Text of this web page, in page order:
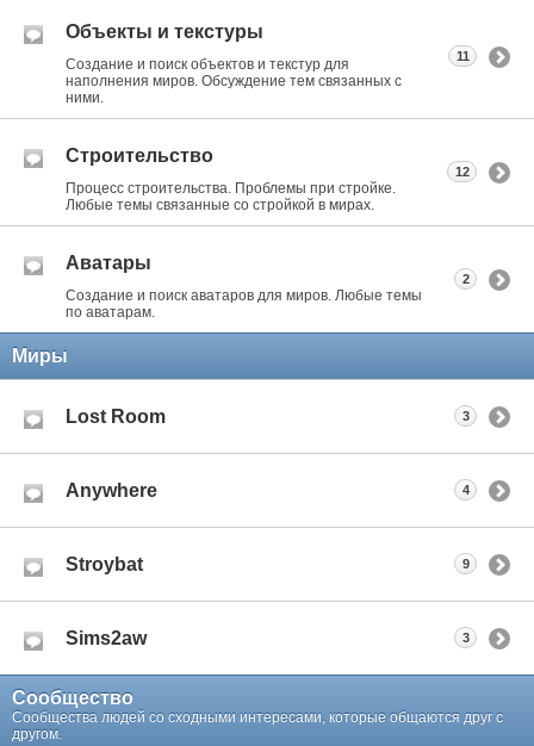
Объекты и текстуры
Создание и поиск объектов и текстур для
наполнения миров. Обсуждение тем связанных с
ними.
11
Строительство
Процесс строительства. Проблемы при стройке.
Любые темы связанные со стройкой в мирах.
12
Аватары
Создание и поиск аватаров для миров. Любые темы
по аватарам.
2
Миры
Lost Room 3
Anywhere 4
Stroybat 9
Sims2aw 3
Сообщество
Сообщества людей со сходными интересами, которые общаются друг с
другом.